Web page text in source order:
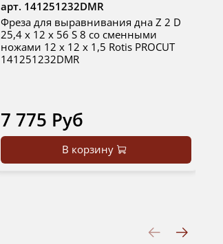
арт. 141251232DMR
Фреза для выравнивания дна Z 2 D
25,4 x 12 x 56 S 8 со сменными
ножами 12 x 12 x 1,5 Rotis PROCUT
141251232DMR
7 775 Руб
В корзину